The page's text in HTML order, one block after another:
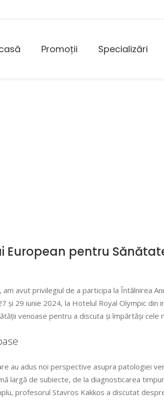
Promoții Specializări
pentru
avut privilegiul de a participa la Întâlnirea
și 29 iunie 2024, la Hotelul Royal Olympic din
venoase pentru a discuta și împărtăși cele
au adus noi perspective asupra patologiei
largă de subiecte, de la diagnosticarea
profesorul Stavros Kakkos a discutat